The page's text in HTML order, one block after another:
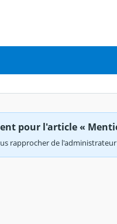
pour l'article «
rapprocher de